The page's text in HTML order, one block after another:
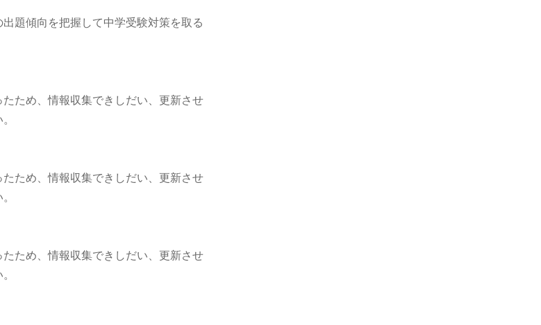
題傾向を把握して中学受験対策を取る
ため、情報収集できしだい、更新させ
ため、情報収集できしだい、更新させ
ため、情報収集できしだい、更新させ